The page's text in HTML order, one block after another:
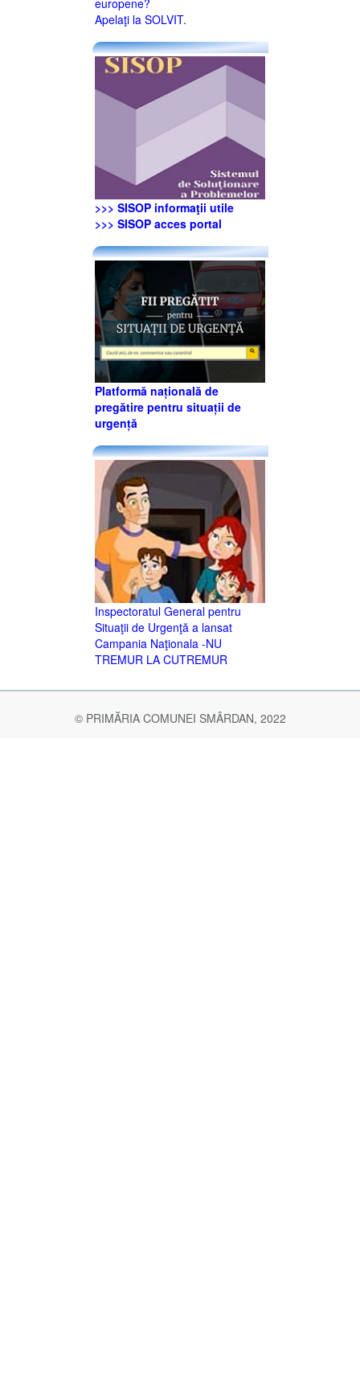
europene?
Apelaţi la SOLVIT.
>>> SISOP informaţii utile
>>> SISOP acces portal
Platformă națională de
pregătire pentru situații de
urgență
Inspectoratul General pentru
Situaţii de Urgenţă a lansat
Campania Naţionala -NU
TREMUR LA CUTREMUR
© PRIMĂRIA COMUNEI SMÂRDAN, 2022